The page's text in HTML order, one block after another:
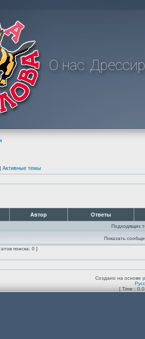
О нас
| Активные темы
Автор Ответы
Подходящих
Показать
поиска: 0 ]
Создано на основе
[ Time :